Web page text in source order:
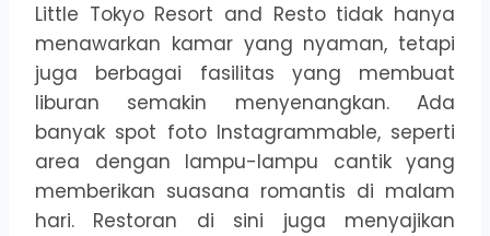
Little Tokyo Resort and Resto tidak hanya
menawarkan kamar yang nyaman, tetapi
juga berbagai fasilitas yang membuat
liburan semakin menyenangkan. Ada
banyak spot foto Instagrammable, seperti
area dengan lampu-lampu cantik yang
memberikan suasana romantis di malam
hari. Restoran di sini juga menyajikan